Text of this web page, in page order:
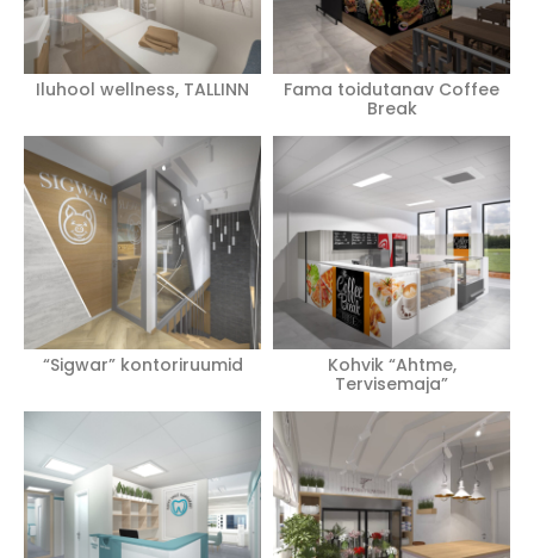
Iluhool wellness, TALLINN
Fama toidutanav Coffee
Break
“Sigwar” kontoriruumid
Kohvik “Ahtme,
Tervisemaja”